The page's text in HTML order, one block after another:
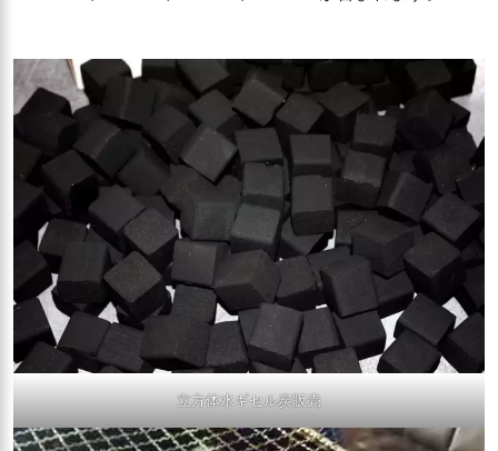
立方体水ギセル炭販売